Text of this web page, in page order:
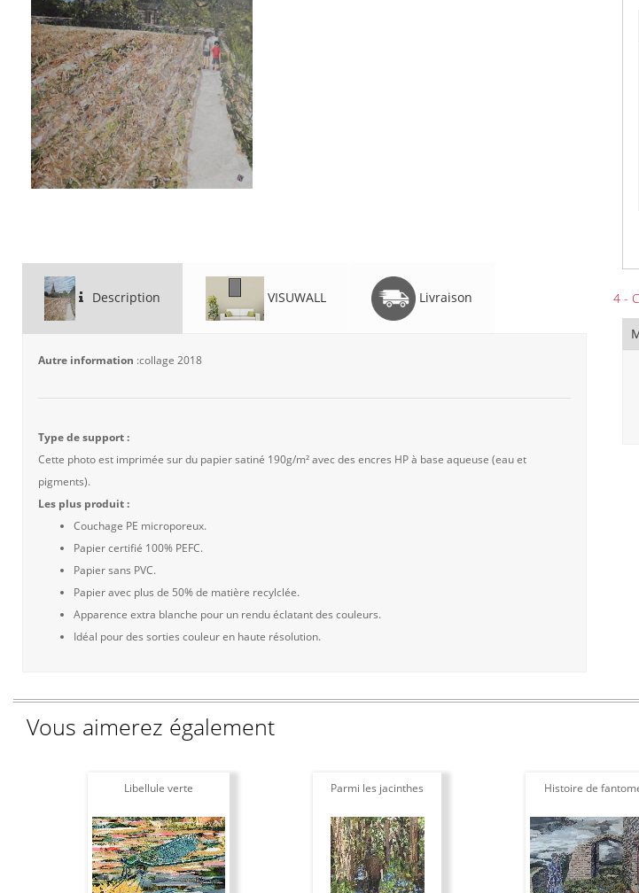
Description VISUWALL Livraison
Autre information :collage 2018
Type de support :
Cette photo est imprimée sur du papier satiné 190g/m² avec des encres HP à base aqueuse (eau et
pigments).
Les plus produit :
Couchage PE microporeux.
Papier certifié 100% PEFC.
Papier sans PVC.
Papier avec plus de 50% de matière recylclée.
Apparence extra blanche pour un rendu éclatant des couleurs.
Idéal pour des sorties couleur en haute résolution.
4 -
Vous aimerez également
Libellule verte Parmi les jacinthes Histoire de